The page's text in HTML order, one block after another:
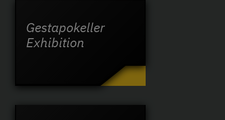
Gestapokeller
Exhibition